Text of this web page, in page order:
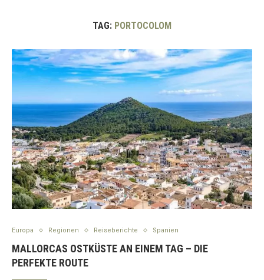
TAG: PORTOCOLOM
Europa Regionen Reiseberichte Spanien
MALLORCAS OSTKÜSTE AN EINEM TAG – DIE
PERFEKTE ROUTE